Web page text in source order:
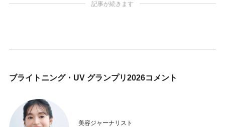
記事が続きます
ブライトニング・UV グランプリ2026コメント
美容ジャーナリスト